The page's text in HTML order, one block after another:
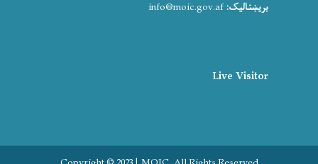
بریښنالیک: info@moic.gov.af
Live Visitor